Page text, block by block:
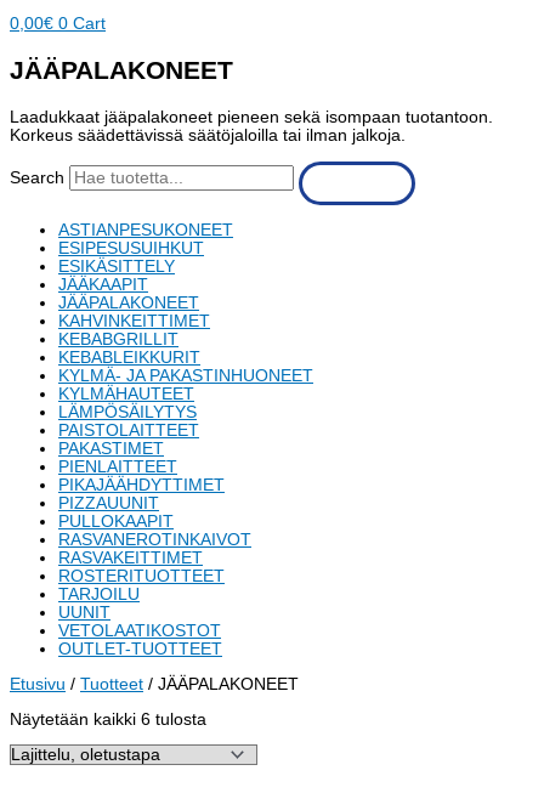
0,00€ 0 Cart
JÄÄPALAKONEET
Laadukkaat jääpalakoneet pieneen sekä isompaan tuotantoon.
Korkeus säädettävissä säätöjaloilla tai ilman jalkoja.
Search
ASTIANPESUKONEET
ESIPESUSUIHKUT
ESIKÄSITTELY
JÄÄKAAPIT
JÄÄPALAKONEET
KAHVINKEITTIMET
KEBABGRILLIT
KEBABLEIKKURIT
KYLMÄ- JA PAKASTINHUONEET
KYLMÄHAUTEET
LÄMPÖSÄILYTYS
PAISTOLAITTEET
PAKASTIMET
PIENLAITTEET
PIKAJÄÄHDYTTIMET
PIZZAUUNIT
PULLOKAAPIT
RASVANEROTINKAIVOT
RASVAKEITTIMET
ROSTERITUOTTEET
TARJOILU
UUNIT
VETOLAATIKOSTOT
OUTLET-TUOTTEET
Etusivu / Tuotteet / JÄÄPALAKONEET
Näytetään kaikki 6 tulosta